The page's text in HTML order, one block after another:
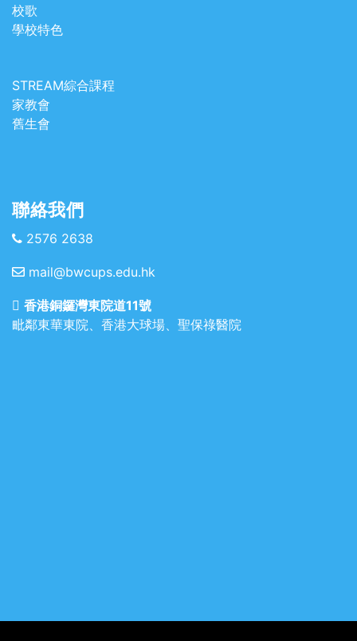
校歌
學校特色
STREAM綜合課程
家教會
舊生會
聯絡我們
2576 2638
mail@bwcups.edu.hk
香港銅鑼灣東院道11號
毗鄰東華東院、香港大球場、聖保祿醫院